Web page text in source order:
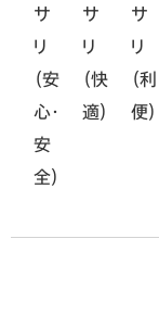
サ
リ
（安
心・
安
全）
サ
リ
（快
適）
サ
リ
（利
便）